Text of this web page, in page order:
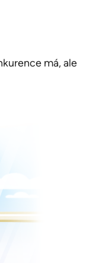
má, ale